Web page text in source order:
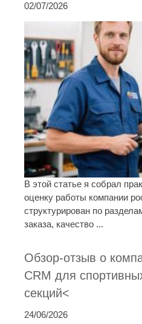
02/07/2026
В этой статье я собрал
оценку работы компании
структурирован по
заказа, качество ...
Обзор-отзыв о
CRM для
секций<
24/06/2026